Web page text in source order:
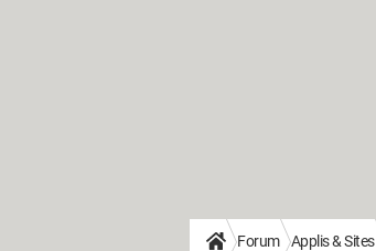
Forum Applis & Sites